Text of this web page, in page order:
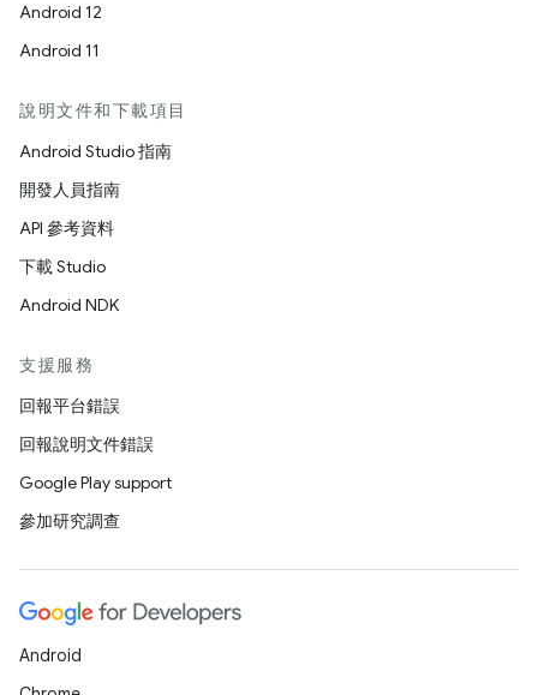
Android 12
Android 11
說明文件和下載項目
Android Studio 指南
開發人員指南
API 參考資料
下載 Studio
Android NDK
支援服務
回報平台錯誤
回報說明文件錯誤
Google Play support
參加研究調查
Android